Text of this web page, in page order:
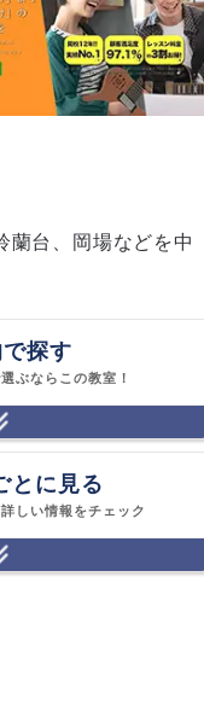
蘭台、岡場などを中
で探す
ぶならこの教室！
とに見る
しい情報をチェック